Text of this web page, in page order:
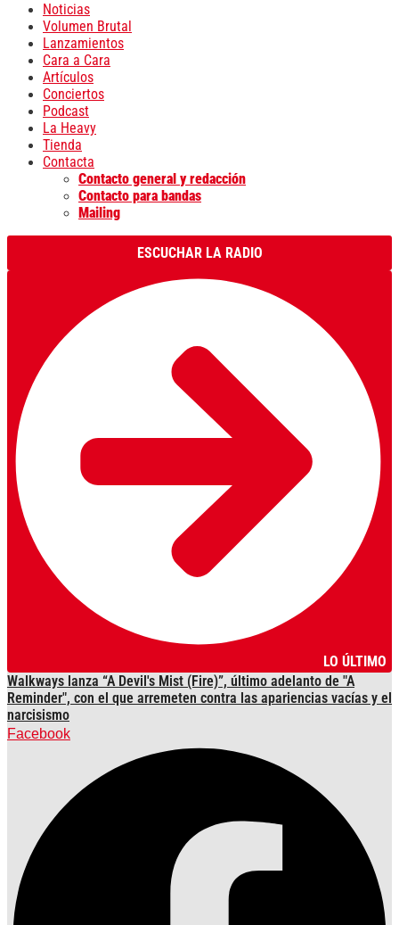
Noticias
Volumen Brutal
Lanzamientos
Cara a Cara
Artículos
Conciertos
Podcast
La Heavy
Tienda
Contacta
Contacto general y redacción
Contacto para bandas
Mailing
ESCUCHAR LA RADIO
LO ÚLTIMO
Walkways lanza “A Devil's Mist (Fire)”, último adelanto de "A
Reminder", con el que arremeten contra las apariencias vacías y el
narcisismo
Facebook